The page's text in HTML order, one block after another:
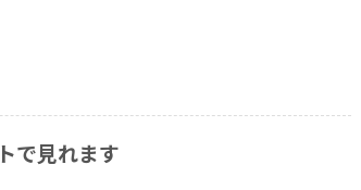
で見れます